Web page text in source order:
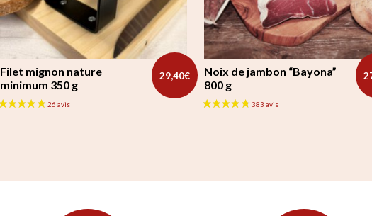
Filet mignon nature
minimum 350 g
29,40€
Noix de jambon “Bayona”
800 g